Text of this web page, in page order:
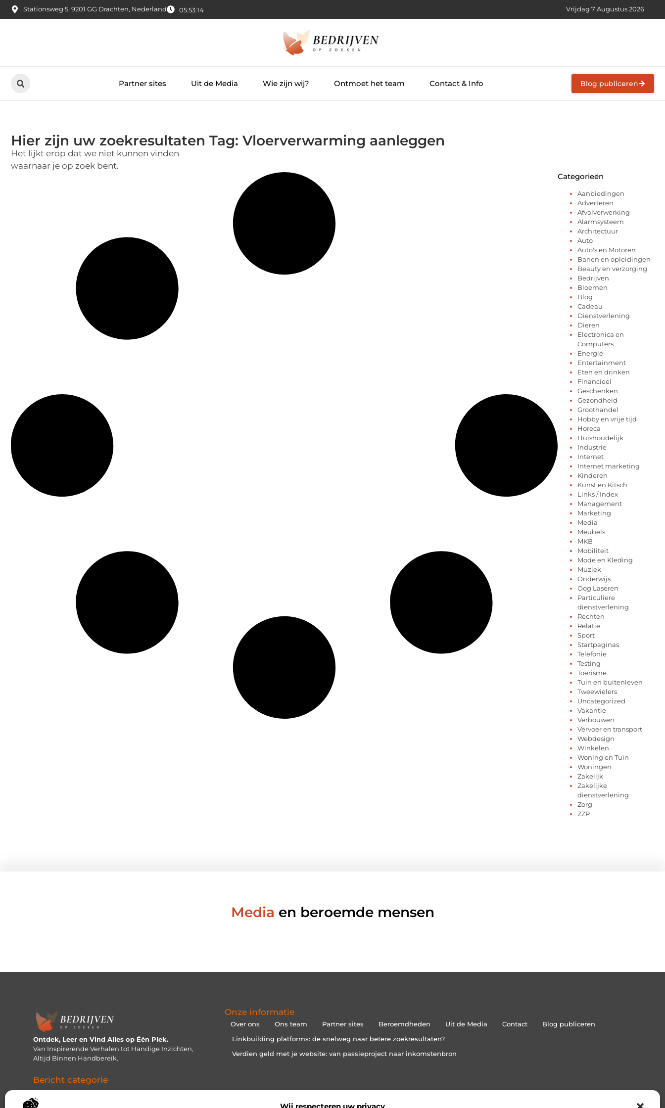
Stationsweg 5, 9201 GG Drachten, Nederland 05:53:14 Vrijdag 7 Augustus 2026
Partner sites Uit de Media Wie zijn wij? Ontmoet het team Contact & Info Blog publiceren
Hier zijn uw zoekresultaten Tag: Vloerverwarming aanleggen
Het lijkt erop dat we niet kunnen vinden
waarnaar je op zoek bent.
Categorieën
Aanbiedingen
Adverteren
Afvalverwerking
Alarmsysteem
Architectuur
Auto
Auto's en Motoren
Banen en opleidingen
Beauty en verzorging
Bedrijven
Bloemen
Blog
Cadeau
Dienstverlening
Dieren
Electronica en
Computers
Energie
Entertainment
Eten en drinken
Financieel
Geschenken
Gezondheid
Groothandel
Hobby en vrije tijd
Horeca
Huishoudelijk
Industrie
Internet
Internet marketing
Kinderen
Kunst en Kitsch
Links / Index
Management
Marketing
Media
Meubels
MKB
Mobiliteit
Mode en Kleding
Muziek
Onderwijs
Oog Laseren
Particuliere
dienstverlening
Rechten
Relatie
Sport
Startpaginas
Telefonie
Testing
Toerisme
Tuin en buitenleven
Tweewielers
Uncategorized
Vakantie
Verbouwen
Vervoer en transport
Webdesign
Winkelen
Woning en Tuin
Woningen
Zakelijk
Zakelijke
dienstverlening
Zorg
ZZP
Media en beroemde mensen
Ontdek, Leer en Vind Alles op Één Plek.
Van Inspirerende Verhalen tot Handige Inzichten,
Altijd Binnen Handbereik.
Bericht categorie
Onze informatie
Over ons Ons team Partner sites Beroemdheden Uit de Media Contact
Blog publiceren
Linkbuilding platforms: de snelweg naar betere zoekresultaten?
Verdien geld met je website: van passieproject naar inkomstenbron